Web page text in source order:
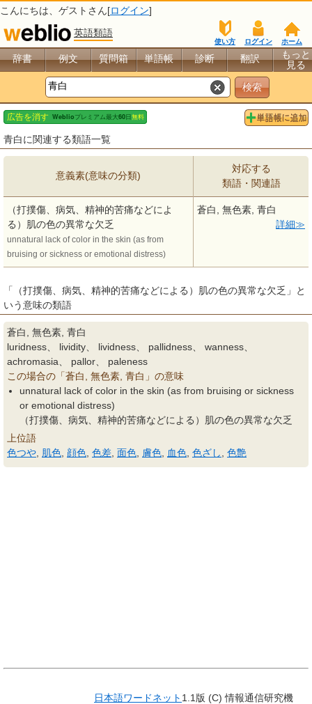
こんにちは、 ゲスト さん[ログイン]
英語類語
ホーム
ログイン
使い方
辞書 例文 質問箱 単語帳 診断 翻訳
もっと
見る
青白に関連する類語一覧
意義素(意味の分類)
対応する
類語・関連語
（打撲傷、病気、精神的苦痛などによ
る）肌の色の異常な欠乏
unnatural lack of color in the skin (as from
bruising or sickness or emotional distress)
蒼白, 無色素, 青白
詳細
「（打撲傷、病気、精神的苦痛などによる）肌の色の異常な欠乏」と
いう意味の類語
蒼白, 無色素, 青白
luridness、 lividity、 lividness、 pallidness、 wanness、
achromasia、 pallor、 paleness
この場合の「蒼白, 無色素, 青白」の意味
unnatural lack of color in the skin (as from bruising or sickness
or emotional distress)
（打撲傷、病気、精神的苦痛などによる）肌の色の異常な欠乏
上位語
色つや 肌色 顔色 色差 面色 膚色 血色 色ざし 色艶
日本語ワードネット 1.1版 (C) 情報通信研究機